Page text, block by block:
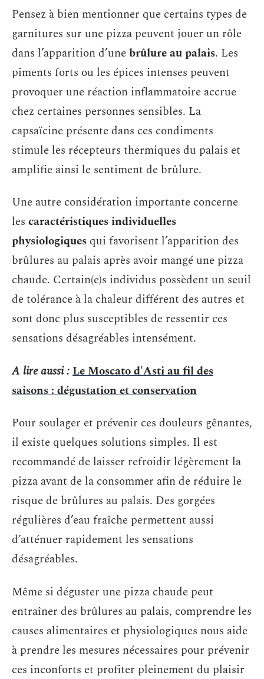
Pensez à bien mentionner que certains types de
garnitures sur une pizza peuvent jouer un rôle
dans l’apparition d’unebrûlure au palais. Les
piments forts ou les épices intenses peuvent
provoquer une réaction inflammatoire accrue
chez certaines personnes sensibles. La
capsaïcine présente dans ces condiments
stimule les récepteurs thermiques du palais et
amplifie ainsi le sentiment de brûlure.
Une autre considération importante concerne
les caractéristiques individuelles
physiologiques qui favorisent l’apparition des
brûlures au palais après avoir mangé une pizza
chaude. Certain(e)s individus possèdent un seuil
de tolérance à la chaleur différent des autres et
sont donc plus susceptibles de ressentir ces
sensations désagréables intensément.
A lire aussi :Le Moscato d'Asti au fil des
saisons : dégustation et conservation
Pour soulager et prévenir ces douleurs gênantes,
il existe quelques solutions simples. Il est
recommandé de laisser refroidir légèrement la
pizza avant de la consommer afin de réduire le
risque de brûlures au palais. Des gorgées
régulières d’eau fraîche permettent aussi
d’atténuer rapidement les sensations
désagréables.
Même si déguster une pizza chaude peut
entraîner des brûlures au palais, comprendre les
causes alimentaires et physiologiques nous aide
à prendre les mesures nécessaires pour prévenir
ces inconforts et profiter pleinement du plaisir